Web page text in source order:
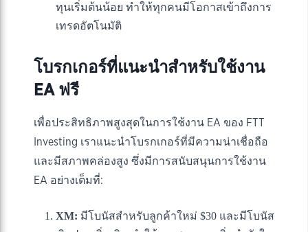
ทุนเริ่มต้นน้อย ทำให้ทุกคนมีโอกาสเข้าถึงการ
เทรดอัตโนมัติ
โบรกเกอร์ที่แนะนำสำหรับใช้งาน
EA ฟรี
เพื่อประสิทธิภาพสูงสุดในการใช้งาน EA ของ FTT
Investing เราแนะนำโบรกเกอร์ที่มีความน่าเชื่อถือ
และมีสภาพคล่องสูง ซึ่งมีการสนับสนุนการใช้งาน
EA อย่างเต็มที่:
XM: มีโบนัสสำหรับลูกค้าใหม่ $30 และมีโบนัส